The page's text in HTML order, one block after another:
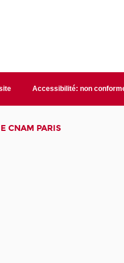
Accessibilité: non
CNAM PARIS